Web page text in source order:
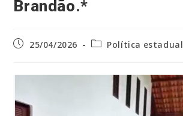
Brandão.*
Post25/04/2026
Categoria
Política estadual